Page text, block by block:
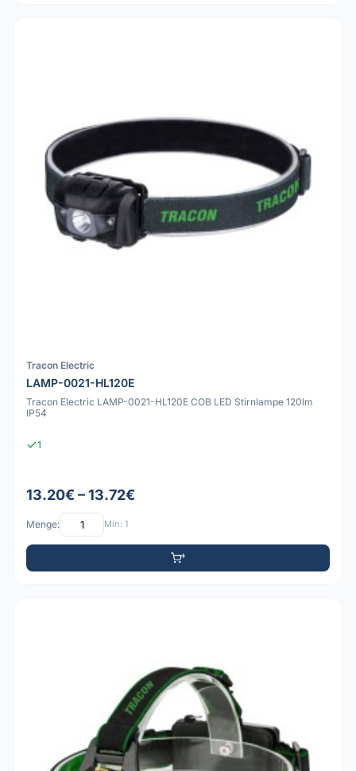
Tracon Electric
LAMP-0021-HL120E
Tracon Electric LAMP-0021-HL120E COB LED Stirnlampe 120lm
IP54
1
13.20€ – 13.72€
Menge: Min: 1